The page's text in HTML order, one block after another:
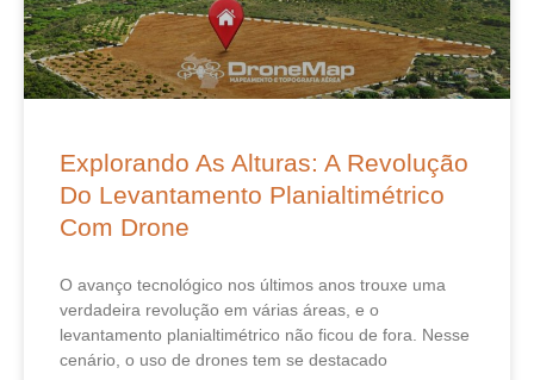
Explorando As Alturas: A Revolução
Do Levantamento Planialtimétrico
Com Drone
O avanço tecnológico nos últimos anos trouxe uma
verdadeira revolução em várias áreas, e o
levantamento planialtimétrico não ficou de fora. Nesse
cenário, o uso de drones tem se destacado